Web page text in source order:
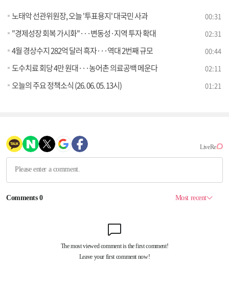
노태악 선관위원장, 오늘 '투표용지' 대국민 사과 00:31
"경제성장 회복 가시화"···변동성·지역 투자 확대 02:31
4월 경상수지 282억 달러 흑자···역대 2번째 규모 00:44
도수치료 회당 4만 원대···농어촌 의료공백 메운다 02:11
오늘의 주요 정책소식 (26. 06. 05. 13시) 01:21